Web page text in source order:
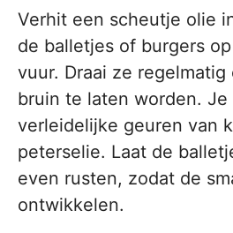
Verhit een scheutje olie
de balletjes of burgers
vuur. Draai ze
bruin te laten worden.
verleidelijke geuren van
peterselie. Laat de
even rusten, zodat de
ontwikkelen.